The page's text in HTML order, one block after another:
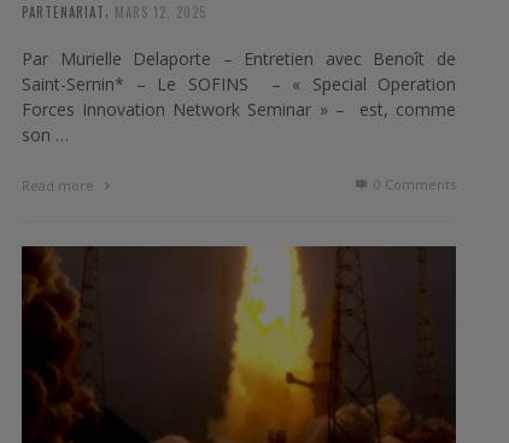
PARTENARIAT MARS 12, 2025
Par Murielle Delaporte – Entretien avec Benoît de
Saint-Sernin* – Le SOFINS – « Special Operation
Forces Innovation Network Seminar » – est, comme
son …
Read more 0 Comments